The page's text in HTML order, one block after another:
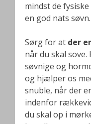
mindst de
en god nats søvn.
Sørg for at der
når du skal
søvnige og
og hjælper os
snuble, når der
indenfor
du skal op i